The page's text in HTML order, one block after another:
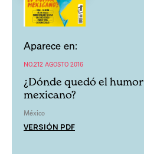
Aparece en:
NO.212 AGOSTO 2016
¿Dónde quedó el humor
mexicano?
México
VERSIÓN PDF